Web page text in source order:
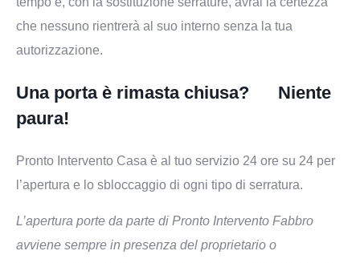
che nessuno rientrerà al suo interno senza la tua
autorizzazione.
Una porta è rimasta chiusa? Niente
paura!
Pronto Intervento Casa è al tuo servizio 24 ore su 24 per
l’apertura e lo sbloccaggio di ogni tipo di serratura.
L’apertura porte da parte di Pronto Intervento Fabbro
avviene sempre in presenza del proprietario o